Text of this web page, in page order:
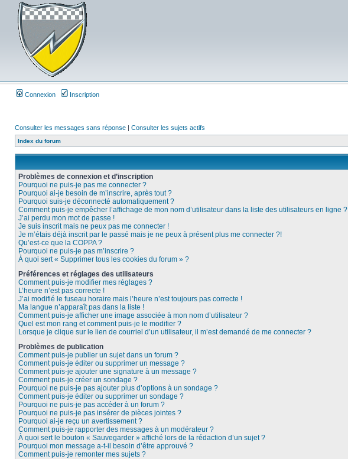
Connexion Inscription
Consulter les messages sans réponse | Consulter les sujets actifs
Index du forum
Problèmes de connexion et d’inscription
Pourquoi ne puis-je pas me connecter ?
Pourquoi ai-je besoin de m’inscrire, après tout ?
Pourquoi suis-je déconnecté automatiquement ?
Comment puis-je empêcher l’affichage de mon nom d’utilisateur dans la liste des utilisateurs en ligne ?
J’ai perdu mon mot de passe !
Je suis inscrit mais ne peux pas me connecter !
Je m’étais déjà inscrit par le passé mais je ne peux à présent plus me connecter ?!
Qu’est-ce que la COPPA ?
Pourquoi ne puis-je pas m’inscrire ?
À quoi sert « Supprimer tous les cookies du forum » ?
Préférences et réglages des utilisateurs
Comment puis-je modifier mes réglages ?
L’heure n’est pas correcte !
J’ai modifié le fuseau horaire mais l’heure n’est toujours pas correcte !
Ma langue n’apparaît pas dans la liste !
Comment puis-je afficher une image associée à mon nom d’utilisateur ?
Quel est mon rang et comment puis-je le modifier ?
Lorsque je clique sur le lien de courriel d’un utilisateur, il m’est demandé de me connecter ?
Problèmes de publication
Comment puis-je publier un sujet dans un forum ?
Comment puis-je éditer ou supprimer un message ?
Comment puis-je ajouter une signature à un message ?
Comment puis-je créer un sondage ?
Pourquoi ne puis-je pas ajouter plus d’options à un sondage ?
Comment puis-je éditer ou supprimer un sondage ?
Pourquoi ne puis-je pas accéder à un forum ?
Pourquoi ne puis-je pas insérer de pièces jointes ?
Pourquoi ai-je reçu un avertissement ?
Comment puis-je rapporter des messages à un modérateur ?
À quoi sert le bouton « Sauvegarder » affiché lors de la rédaction d’un sujet ?
Pourquoi mon message a-t-il besoin d’être approuvé ?
Comment puis-je remonter mes sujets ?